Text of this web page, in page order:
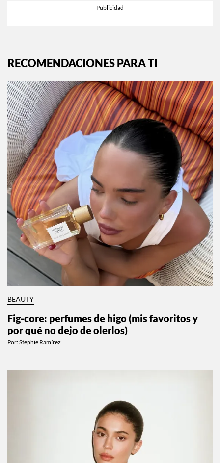
RECOMENDACIONES PARA TI
BEAUTY
Fig-core: perfumes de higo (mis favoritos y
por qué no dejo de olerlos)
Por:Stephie Ramírez